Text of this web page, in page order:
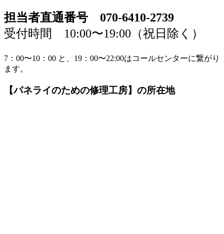
担当者直通番号 070-6410-2739
受付時間 10:00〜19:00（祝日除く）
7：00〜10：00 と、19：00〜22:00はコールセンターに繋がり
ます。
【パネライのための修理工房】の所在地